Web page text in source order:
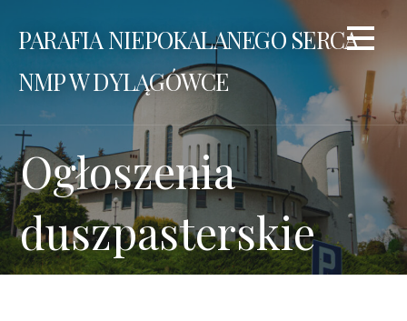
PARAFIA NIEPOKALANEGO SERCA
NMP W DYLĄGÓWCE
Ogłoszenia
duszpasterskie